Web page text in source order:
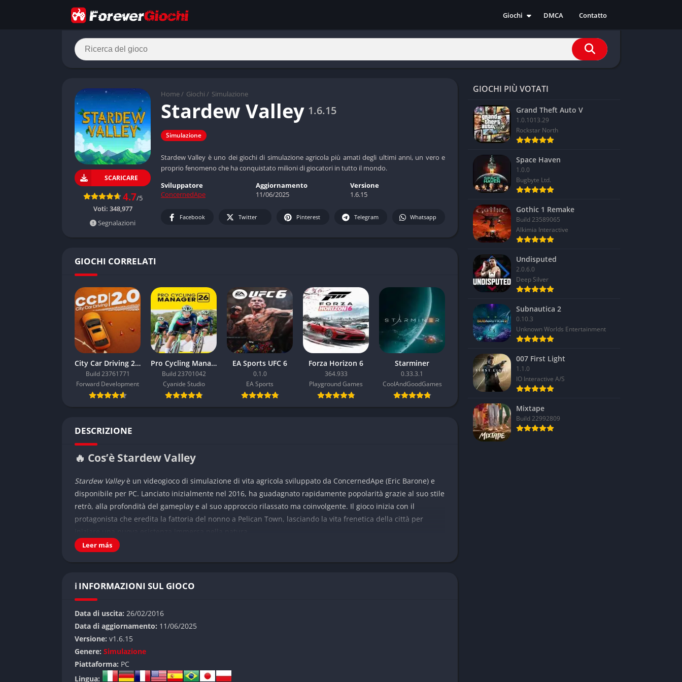
Giochi
Azione
Casual
Indie
RPG
Simulazione
Sport
Strategia
DMCA Contatto
Home / Giochi / Simulazione
Stardew Valley 1.6.15
Simulazione
Stardew Valley è uno dei giochi di simulazione agricola più amati degli ultimi anni, un vero e
proprio fenomeno che ha conquistato milioni di giocatori in tutto il mondo.
SCARICARE
4.7/5
Voti: 348,977
Segnalazioni
Sviluppatore
ConcernedApe
Aggiornamento
11/06/2025
Versione
1.6.15
Facebook Twitter Pinterest Telegram Whatsapp
GIOCHI CORRELATI
City Car Driving 2.0
Build 23761771
Forward Development
Pro Cycling Manager 26
Build 23701042
Cyanide Studio
EA Sports UFC 6
0.1.0
EA Sports
Forza Horizon 6
364.933
Playground Games
Starminer
0.33.3.1
CoolAndGoodGames
DESCRIZIONE
🔥 Cos’è Stardew Valley
Stardew Valleyè un videogioco di simulazione di vita agricola sviluppato da ConcernedApe (Eric Barone) e
disponibile per PC. Lanciato inizialmente nel 2016, ha guadagnato rapidamente popolarità grazie al suo stile
retrò, alla profondità del gameplay e al suo approccio rilassato ma coinvolgente. Il gioco inizia con il
protagonista che eredita la fattoria del nonno a Pelican Town, lasciando la vita frenetica della città per
L’obiettivo è sviluppare e gestire la propria fattoria, interagire con gli abitanti del villaggio, esplorare
miniere, pescare, cucinare, e persino innamorarsi e formare una famiglia.Stardew Valleycombina con
sorprendente e una progressione che si adatta al proprio stile di gioco.
👉 Caratteristiche principali di Stardew Valley
Stile grafico pixel art e colonna sonora rilassante
Una delle prime cose che colpisce è l’estetica nostalgica in pixel art. Ogni dettaglio, dalle coltivazioni ai
personaggi, è curato con amore e attenzione. Le animazioni sono fluide e ogni stagione è rappresentata con
Leer más
ℹ️ INFORMAZIONI SUL GIOCO
Data di uscita: 26/02/2016
Data di aggiornamento: 11/06/2025
Versione: v1.6.15
Genere: Simulazione
Piattaforma: PC
Lingua:
GIOCHI PIÙ VOTATI
Grand Theft Auto V
1.0.1013.29
Rockstar North
Space Haven
1.0.0
Bugbyte Ltd.
Gothic 1 Remake
Build 23589065
Alkimia Interactive
Undisputed
2.0.6.0
Deep Silver
Subnautica 2
0.10.3
Unknown Worlds Entertainment
007 First Light
1.1.0
IO Interactive A/S
Mixtape
Build 22992809